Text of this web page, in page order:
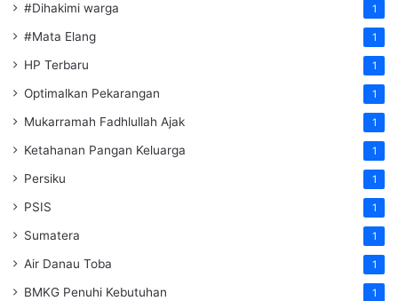
#Dihakimi warga 1
#Mata Elang 1
HP Terbaru 1
Optimalkan Pekarangan 1
Mukarramah Fadhlullah Ajak 1
Ketahanan Pangan Keluarga 1
Persiku 1
PSIS 1
Sumatera 1
Air Danau Toba 1
BMKG Penuhi Kebutuhan 1